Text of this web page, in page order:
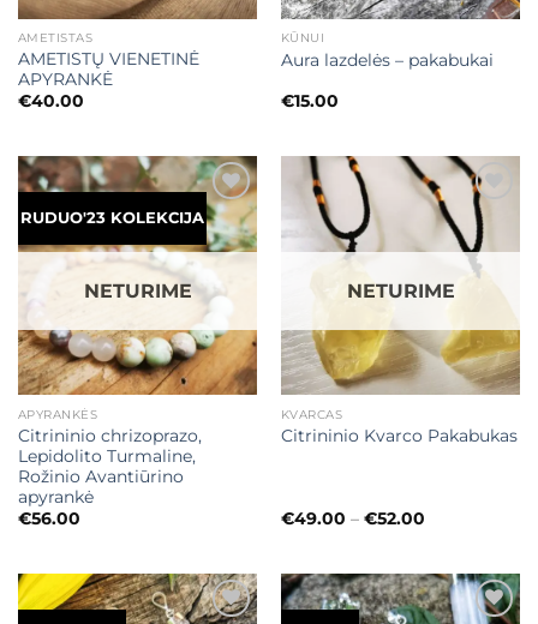
AMETISTAS
AMETISTŲ VIENETINĖ
APYRANKĖ
€40.00
KŪNUI
Aura lazdelės – pakabukai
€15.00
RUDUO'23 KOLEKCIJA
Mėgstamiausias
NETURIME
APYRANKĖS
Citrininio chrizoprazo,
Lepidolito Turmaline,
Rožinio Avantiūrino
apyrankė
€56.00
Mėgstamiausias
NETURIME
KVARCAS
Citrininio Kvarco Pakabukas
€49.00 – €52.00Price
€52.00